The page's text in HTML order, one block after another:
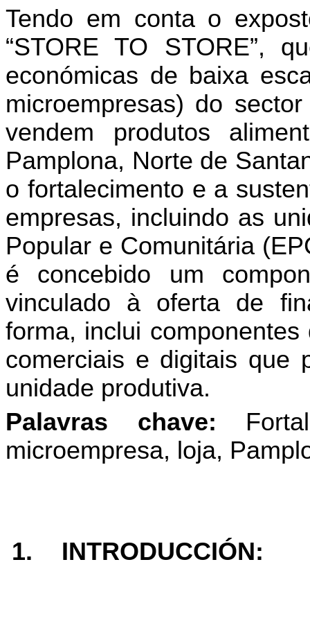
Tendo em conta o
“STORE TO STORE”,
económicas de baixa
microempresas) do
vendem produtos
Pamplona, Norte de
o fortalecimento e a
empresas, incluindo as
Popular e Comunitária
é concebido um
vinculado à oferta de
forma, inclui
comerciais e digitais que
unidade produtiva.
Palavras chave:
microempresa, loja,
1. INTRODUCCIÓN: